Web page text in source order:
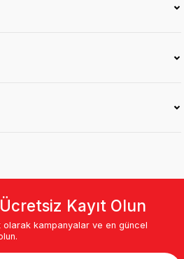
Kayıt Olun
olarak kampanyalar ve en güncel